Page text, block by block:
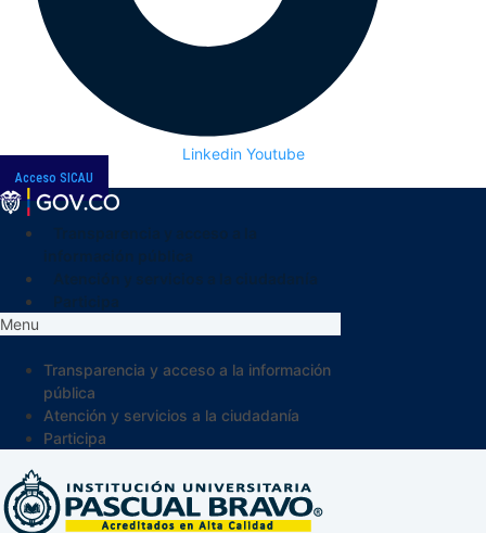
Linkedin Youtube
Acceso SICAU
Menu
Transparencia y acceso a la información
pública
Atención y servicios a la ciudadanía
Participa